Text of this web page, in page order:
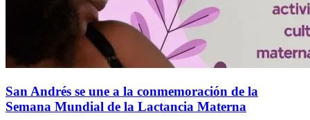
San Andrés se une a la conmemoración de la
Semana Mundial de la Lactancia Materna